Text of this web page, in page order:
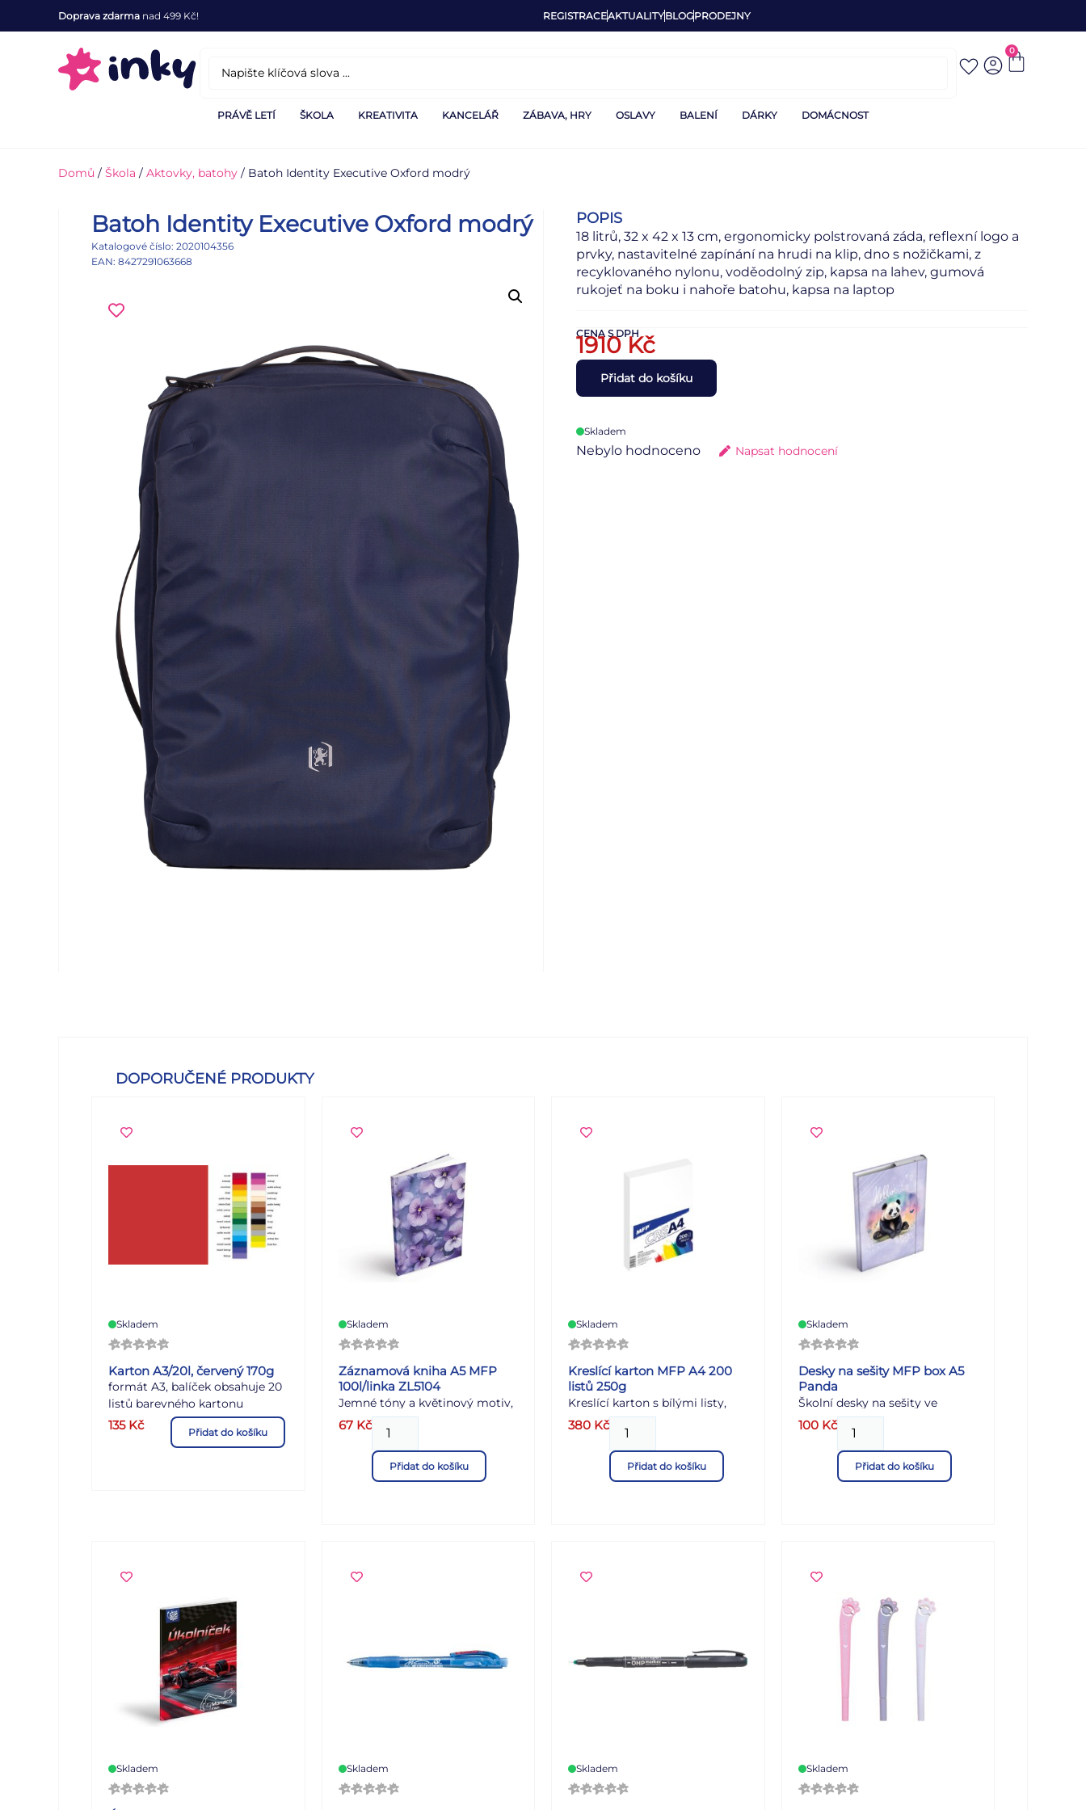
Doprava zdarma nad 499 Kč! REGISTRACEAKTUALITYBLOGPRODEJNY
0
PRÁVĚ LETÍ ŠKOLA KREATIVITA KANCELÁŘ ZÁBAVA, HRY OSLAVY BALENÍ DÁRKY DOMÁCNOST
Domů / Škola / Aktovky, batohy / Batoh Identity Executive Oxford modrý
Batoh Identity Executive Oxford modrý
Katalogové číslo: 2020104356
EAN: 8427291063668
POPIS
18 litrů, 32 x 42 x 13 cm, ergonomicky polstrovaná záda, reflexní logo a
prvky, nastavitelné zapínání na hrudi na klip, dno s nožičkami, z
recyklovaného nylonu, voděodolný zip, kapsa na lahev, gumová
rukojeť na boku i nahoře batohu, kapsa na laptop
CENA S DPH
1910Kč
Přidat do košíku
Skladem
Nebylo hodnoceno Napsat hodnocení
DOPORUČENÉ PRODUKTY
Skladem
Karton A3/20l, červený 170g
formát A3, balíček obsahuje 20
listů barevného kartonu
170g/m
, cena za balení
135 Kč Přidat do košíku
Skladem
Záznamová kniha A5 MFP
100l/linka ZL5104
Jemné tóny a květinový motiv,
který zaujme na první pohled.
Záznamová kniha A5 s
linkovanými stránkami je
vhodná pro každodenní psaní,
linkovaných Uvedená cena je za
67 Kč
Přidat do košíku
Skladem
Kreslící karton MFP A4 200
listů 250g
Kreslící karton s bílými listy,
extra pevný a silný - Udělejte si
pohodovou chvilku s dětmi a
nakreslete si nějaký pěkný
obrázek. Máme pro Vás širokou
vodové barvy a štětce nebo
Výkres je vyroben z vysoce
kvalitního bílého papíru.
380 Kč
Přidat do košíku
Skladem
Desky na sešity MFP box A5
Panda
Školní desky na sešity ve
formátu A5 s roztomilým
motivem pandy jsou
nezbytnou součástí vybavení
každého školáka. Desky jsou
poškozením. Díky praktické
gumičce drží obsah bezpečně
uvnitř, takže se sešity ani
pracovní listy nepomačkají a
zůstanou vždy v pořádku. S
každý den ve škole o něco
zábavnější! Formát: A5 Motiv:
panda Barva: fialová Materiál:
100 Kč
Přidat do košíku
Skladem Skladem Skladem Skladem